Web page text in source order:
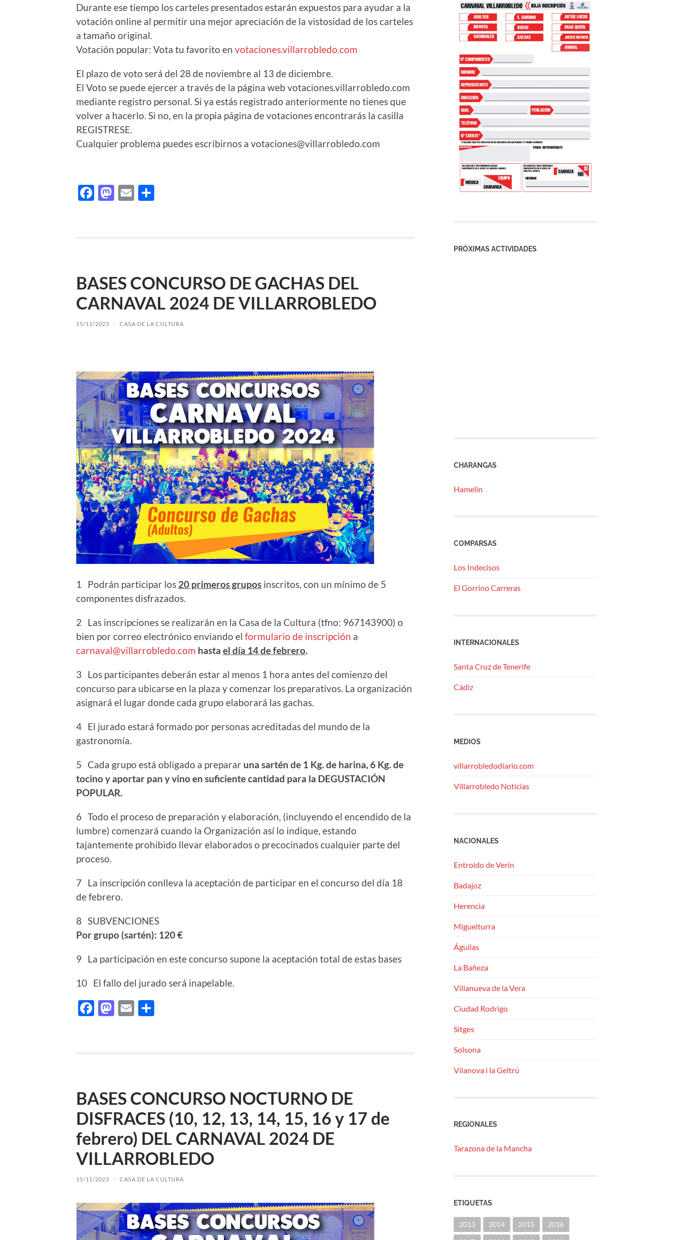
Durante ese tiempo los carteles presentados estarán expuestos para ayudar a la
votación online al permitir una mejor apreciación de la vistosidad de los carteles
a tamaño original.
Votación popular: Vota tu favorito en votaciones.villarrobledo.com
El plazo de voto será del 28 de noviembre al 13 de diciembre.
El Voto se puede ejercer a través de la página web votaciones.villarrobledo.com
mediante registro personal. Si ya estás registrado anteriormente no tienes que
volver a hacerlo. Si no, en la propia página de votaciones encontrarás la casilla
REGISTRESE.
Cualquier problema puedes escribirnos a votaciones@villarrobledo.com
Facebook
Mastodon
Email
BASES CONCURSO DE GACHAS DEL
CARNAVAL 2024 DE VILLARROBLEDO
15/11/2023 / CASA DE LA CULTURA
1 Podrán participar los 20 primeros grupos inscritos, con un mínimo de 5
componentes disfrazados.
2 Las inscripciones se realizarán en la Casa de la Cultura (tfno: 967143900) o
bien por correo electrónico enviando el formulario de inscripción a
carnaval@villarrobledo.com hasta el día 14 de febrero.
3 Los participantes deberán estar al menos 1 hora antes del comienzo del
concurso para ubicarse en la plaza y comenzar los preparativos. La organización
asignará el lugar donde cada grupo elaborará las gachas.
4 El jurado estará formado por personas acreditadas del mundo de la
gastronomía.
5 Cada grupo está obligado a preparar una sartén de 1 Kg. de harina, 6 Kg. de
tocino y aportar pan y vino en suficiente cantidad para la DEGUSTACIÓN
POPULAR.
6 Todo el proceso de preparación y elaboración, (incluyendo el encendido de la
lumbre) comenzará cuando la Organización así lo indique, estando
tajantemente prohibido llevar elaborados o precocinados cualquier parte del
proceso.
7 La inscripción conlleva la aceptación de participar en el concurso del día 18
de febrero.
8 SUBVENCIONES
Por grupo (sartén): 120 €
9 La participación en este concurso supone la aceptación total de estas bases
10 El fallo del jurado será inapelable.
Facebook
Mastodon
Email
BASES CONCURSO NOCTURNO DE
DISFRACES (10, 12, 13, 14, 15, 16 y 17 de
febrero) DEL CARNAVAL 2024 DE
VILLARROBLEDO
15/11/2023 / CASA DE LA CULTURA
PRÓXIMAS ACTIVIDADES
CHARANGAS
Hamelin
COMPARSAS
Los Indecisos
El Gorrino Carreras
INTERNACIONALES
Santa Cruz de Tenerife
Cádiz
MEDIOS
villarrobledodiario.com
Villarrobledo Noticias
NACIONALES
Entroido de Verín
Badajoz
Herencia
Miguelturra
Águilas
La Bañeza
Villanueva de la Vera
Ciudad Rodrigo
Sitges
Solsona
Vilanova i la Geltrú
REGIONALES
Tarazona de la Mancha
ETIQUETAS
2013 2014 2015 2016